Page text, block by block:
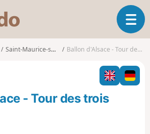
s
o
o
O
u
v
i
r
l
Saint-Maurice-sur-Moselle Ballon d'Alsace - Tour des trois vallées
- Tour des trois